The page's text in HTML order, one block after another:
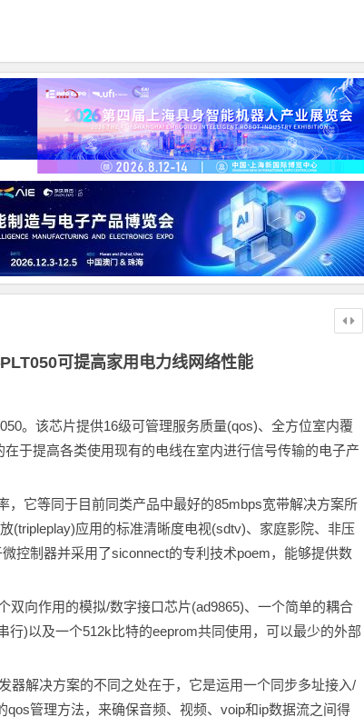
可提高家用电力线网络性能
。该芯片提供16级可管理服务质量(qos)、全方位室内覆
于提高各类使用现有的电线在室内进行信号传输的电子产
，它等同于目前同类产品中最好的85mbps宽带解决方案所
(tripleplay)应用的标准清晰度电视(sdtv)、家庭影院、非压
控制器并采用了siconnect的专利技术poem，能够提供数
双向作用的模拟/数字接口芯片(ad9865)、一个简单的耦合
行)以及一个512k比特的eeprom共同使用，可以最少的外部
器解决方案的不同之处在于，它是运用一个同步多址接入/
管理方法，来确保音频、视频、voip和ip数据流之间得